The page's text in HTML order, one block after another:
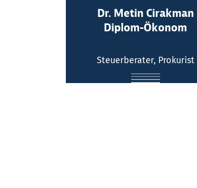
Dr. Metin Cirakman
Diplom-Ökonom
Steuerberater, Prokurist
Kontakt:
Telefon: (0211) 516064 -0
E-Mail